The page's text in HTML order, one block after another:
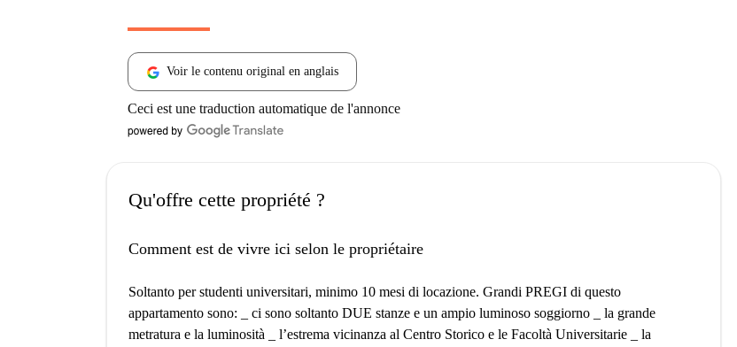
Voir le contenu original en anglais
Ceci est une traduction automatique de l'annonce
Qu'offre cette propriété ?
Comment est de vivre ici selon le propriétaire
Soltanto per studenti universitari, minimo 10 mesi di locazione. Grandi PREGI di questo
appartamento sono: _ ci sono soltanto DUE stanze e un ampio luminoso soggiorno _ la grande
metratura e la luminosità _ l’estrema vicinanza al Centro Storico e le Facoltà Universitarie _ la